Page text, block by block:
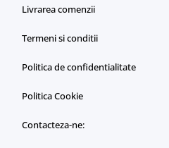
Livrarea comenzii
Termeni si conditii
Politica de confidentialitate
Politica Cookie
Contacteza-ne: